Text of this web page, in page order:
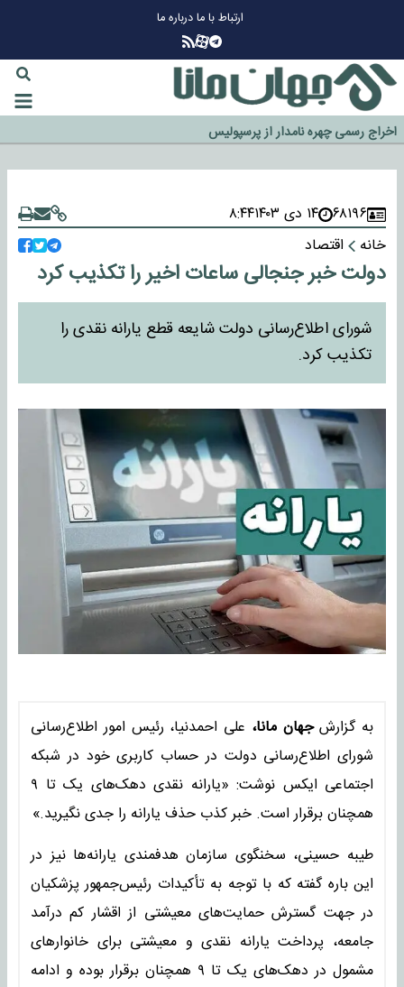
ارتباط با مادرباره ما
گزینه جدایی اوسمار روی میز مدیران پرسپولیس
آیا رئیس جمهور آمریکا قانون را دور می‌زند؟
اخراج رسمی چهره نامدار از پرسپولیس
سازمان اطلاعات سپاه: پروژه دولت ترامپ برای مهار چین، روسیه و اروپا شکست
خورد
۶۸۱۹۶ ۱۴ دی ۱۴۰۳
۸:۴۴
خانه
اقتصاد
دولت خبر جنجالی ساعات اخیر را تکذیب کرد
شورای اطلاع‌رسانی دولت شایعه قطع یارانه نقدی را
تکذیب کرد.
به گزارشجهان مانا، علی احمدنیا، رئیس امور اطلاع‌رسانی
شورای اطلاع‌رسانی دولت در حساب کاربری خود در شبکه
اجتماعی ایکس نوشت: «یارانه نقدی دهک‌های یک تا ۹
همچنان برقرار است. خبر کذب حذف یارانه را جدی نگیرید.»
طیبه حسینی، سخنگوی سازمان هدفمندی یارانه‌ها نیز در
این باره گفته که با توجه به تأکیدات رئیس‌جمهور ‎پزشکیان
در جهت گسترش حمایت‌های معیشتی از اقشار کم درآمد
جامعه، پرداخت ‎یارانه نقدی و معیشتی برای خانوارهای
مشمول در دهک‌های یک تا ۹ همچنان برقرار بوده و ادامه